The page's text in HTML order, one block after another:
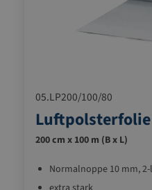
05.LP200/100/80
200 cm x 100 m (B x L)
Normalnoppe 10 mm,